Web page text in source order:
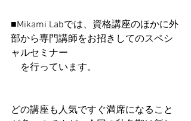
■Mikami Labでは、資格講座のほかに外
部から専門講師をお招きしてのスペシ
ャルセミナー
を行っています。
どの講座も人気ですぐ満席になること